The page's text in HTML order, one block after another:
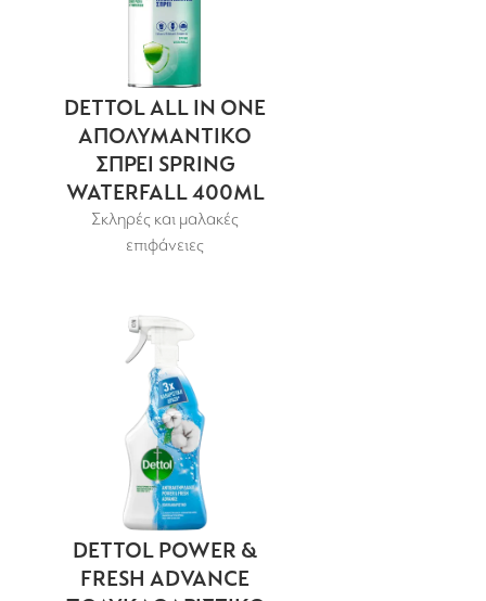
DETTOL ALL IN ONE
ΑΠΟΛΥΜΑΝΤΙΚΟ
ΣΠΡΕΙ SPRING
WATERFALL 400ML
Σκληρές και μαλακές
επιφάνειες
DETTOL POWER &
FRESH ADVANCE